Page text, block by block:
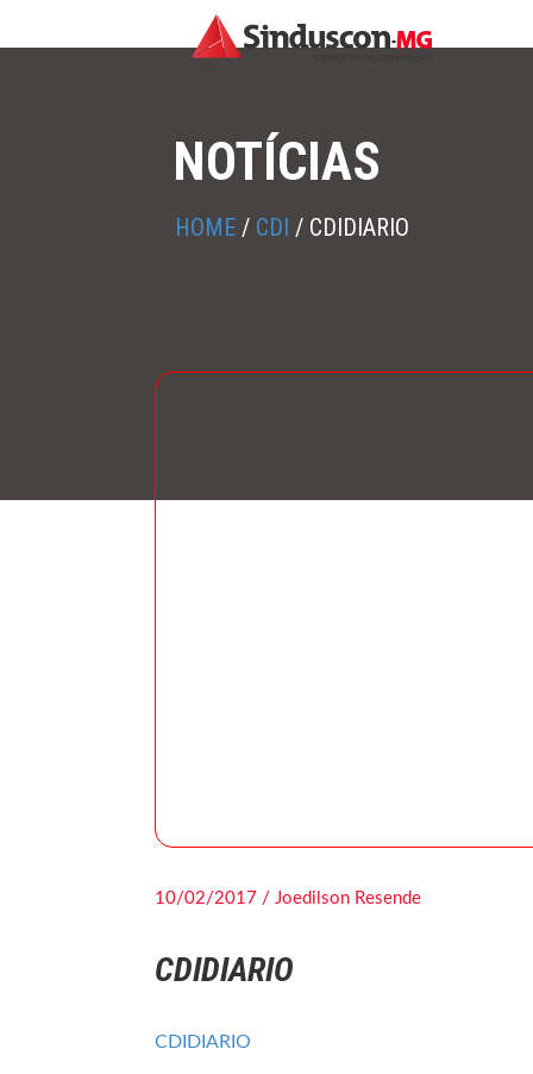
NOTÍCIAS
HOME / CDI / CDIDIARIO
10/02/2017 / Joedilson Resende
CDIDIARIO
CDIDIARIO